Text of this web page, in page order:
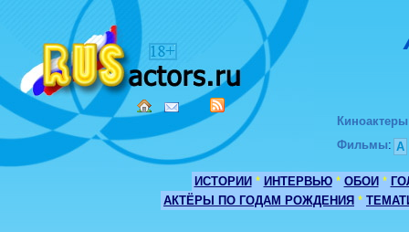
Киноактеры
Фильмы: А
ИСТОРИИ * ИНТЕРВЬЮ * ОБОИ *
АКТЁРЫ ПО ГОДАМ РОЖДЕНИЯ *